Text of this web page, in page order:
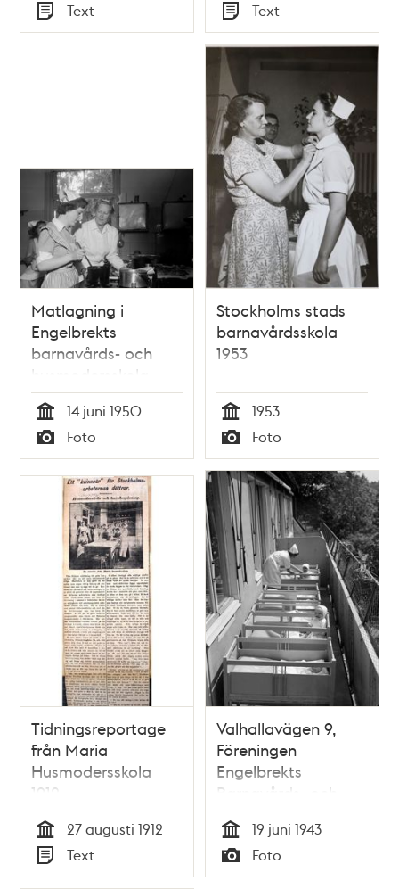
Tid
Typ
Text Tid
Typ
Text
Matlagning i
Engelbrekts
barnavårds- och
husmodersskola
Tid
14 juni 1950
Typ
Foto
Stockholms stads
barnavårdsskola
1953
Tid
1953
Typ
Foto
Tidningsreportage
från Maria
Husmodersskola
1912
Tid
27 augusti 1912
Typ
Text
Valhallavägen 9,
Föreningen
Engelbrekts
Barnavårds- och
Husmodersskola/
barnkrubba(daghem).
Spjälsängar och
spädbarn på
Tid
19 juni 1943
Typ
Foto